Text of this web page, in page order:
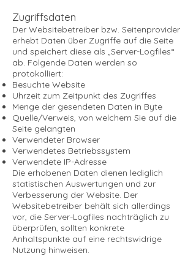
Zugriffsdaten
Der Websitebetreiber bzw. Seitenprovider
erhebt Daten über Zugriffe auf die Seite
und speichert diese als „Server-Logfiles“
ab. Folgende Daten werden so
protokolliert:
Besuchte Website
Uhrzeit zum Zeitpunkt des Zugriffes
Menge der gesendeten Daten in Byte
Quelle/Verweis, von welchem Sie auf die
Seite gelangten
Verwendeter Browser
Verwendetes Betriebssystem
Verwendete IP-Adresse
Die erhobenen Daten dienen lediglich
statistischen Auswertungen und zur
Verbesserung der Website. Der
Websitebetreiber behält sich allerdings
vor, die Server-Logfiles nachträglich zu
überprüfen, sollten konkrete
Anhaltspunkte auf eine rechtswidrige
Nutzung hinweisen.